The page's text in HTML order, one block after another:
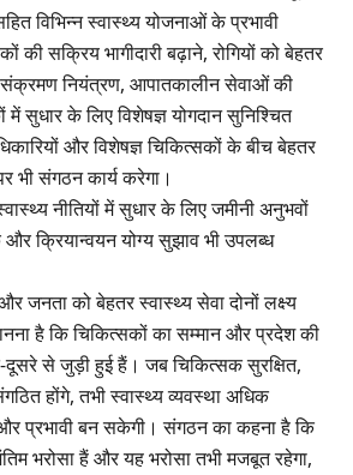
विभिन्न स्वास्थ्य योजनाओं के प्रभावी
की सक्रिय भागीदारी बढ़ाने, रोगियों को बेहतर
संक्रमण नियंत्रण, आपातकालीन सेवाओं की
में सुधार के लिए विशेषज्ञ योगदान सुनिश्चित
और विशेषज्ञ चिकित्सकों के बीच बेहतर
भी संगठन कार्य करेगा।
नीतियों में सुधार के लिए जमीनी अनुभवों
और क्रियान्वयन योग्य सुझाव भी उपलब्ध
जनता को बेहतर स्वास्थ्य सेवा दोनों लक्ष्य
है कि चिकित्सकों का सम्मान और प्रदेश की
दूसरे से जुड़ी हुई हैं। जब चिकित्सक सुरक्षित,
होंगे, तभी स्वास्थ्य व्यवस्था अधिक
प्रभावी बन सकेगी। संगठन का कहना है कि
भरोसा हैं और यह भरोसा तभी मजबूत रहेगा,